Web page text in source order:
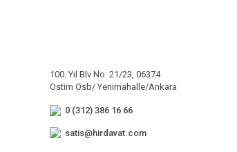
100. Yıl Blv No: 21/23, 06374
Ostim Osb/ Yenimahalle/Ankara
0 (312) 386 16 66
satis@hirdavat.com